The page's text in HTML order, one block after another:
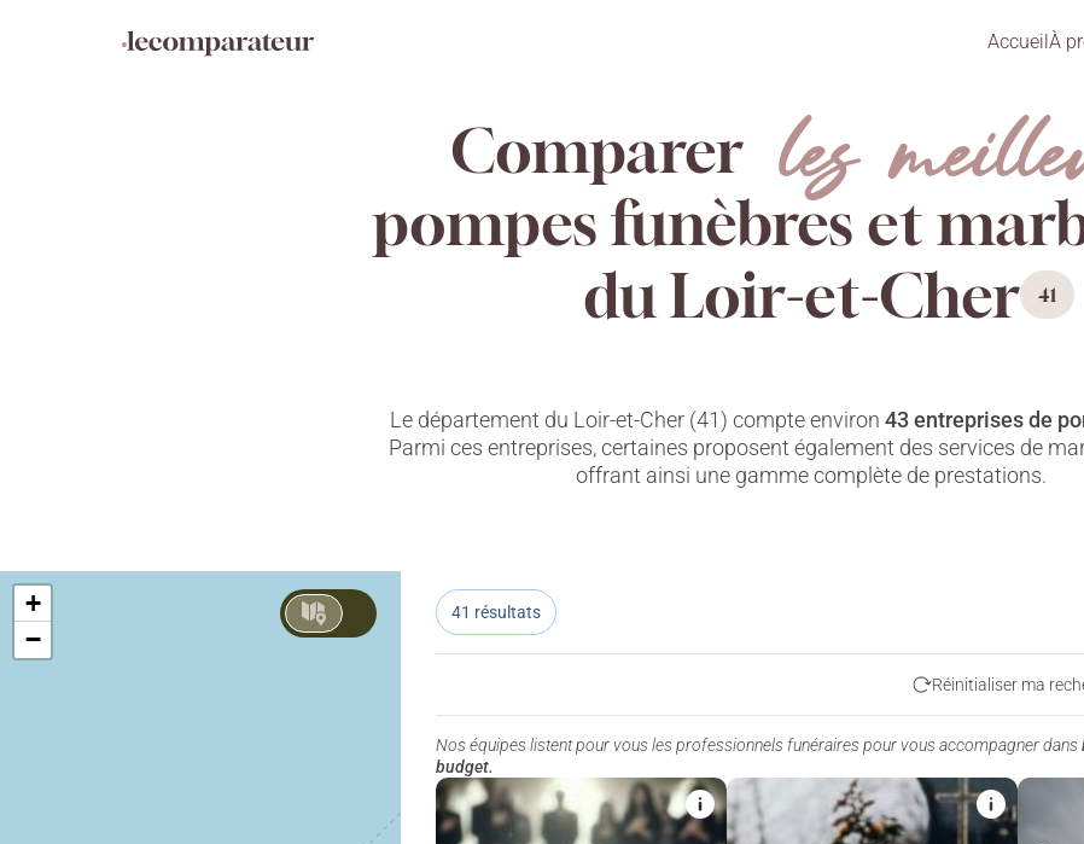
AccueilÀ
Comparer les
pompes funèbres et
du Loir-et-Cher
41
Le département du Loir-et-Cher (41) compte environ43 entreprises de
Parmi ces entreprises, certaines proposent également des services de
offrant ainsi une gamme complète de prestations.
+
−
41 résultats
Réinitialiser ma
Nos équipes listent pour vous les professionnels funéraires pour vous accompagner dans
budget.